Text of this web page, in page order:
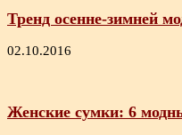
Тренд осенне-зимней
02.10.2016
Женские сумки: 6